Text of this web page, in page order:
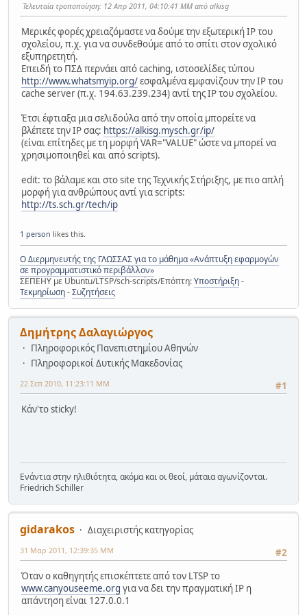
Τελευταία τροποποίηση: 12 Απρ 2011, 04:10:41 ΜΜ από alkisg
Μερικές φορές χρειαζόμαστε να δούμε την εξωτερική IP του
σχολείου, π.χ. για να συνδεθούμε από το σπίτι στον σχολικό
εξυπηρετητή.
Επειδή το ΠΣΔ περνάει από caching, ιστοσελίδες τύπου
http://www.whatsmyip.org/εσφαλμένα εμφανίζουν την IP του
cache server (π.χ. 194.63.239.234) αντί της IP του σχολείου.
Έτσι έφτιαξα μια σελιδούλα από την οποία μπορείτε να
βλέπετε την IP σας: https://alkisg.mysch.gr/ip/
(είναι επίτηδες με τη μορφή VAR="VALUE" ώστε να μπορεί να
χρησιμοποιηθεί και από scripts).
edit: το βάλαμε και στο site της Τεχνικής Στήριξης, με πιο απλή
μορφή για ανθρώπους αντί για scripts:
http://ts.sch.gr/tech/ip
1 person likes this.
Ο Διερμηνευτής της ΓΛΩΣΣΑΣ για το μάθημα «Ανάπτυξη εφαρμογών
σε προγραμματιστικό περιβάλλον»
ΣΕΠΕΗΥ με Ubuntu/LTSP/sch-scripts/Επόπτη:Υποστήριξη-
Τεκμηρίωση-Συζητήσεις
Δημήτρης Δαλαγιώργος
Πληροφορικός Πανεπιστημίου Αθηνών
Πληροφορικοί Δυτικής Μακεδονίας
#1
22 Σεπ 2010, 11:23:11 ΜΜ
Κάν'το sticky!
Ενάντια στην ηλιθιότητα, ακόμα και οι θεοί, μάταια αγωνίζονται.
Friedrich Schiller
gidarakos
Διαχειριστής κατηγορίας
#2
31 Μαρ 2011, 12:39:35 ΜΜ
Όταν ο καθηγητής επισκέπτετε από τον LTSP το
www.canyouseeme.org για να δει την πραγματική IP η
απάντηση είναι 127.0.0.1